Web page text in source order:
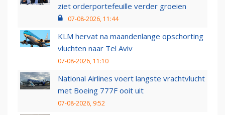
ziet orderportefeuille verder groeien
07-08-2026, 11:44
KLM hervat na maandenlange opschorting
vluchten naar Tel Aviv
07-08-2026, 11:10
National Airlines voert langste vrachtvlucht
met Boeing 777F ooit uit
07-08-2026, 9:52